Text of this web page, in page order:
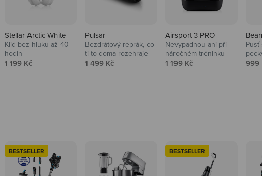
Stellar Arctic White
Klid bez hluku až 40
hodin
Prodejní cena
1 199 Kč
Pulsar
Bezdrátový reprák, co
ti to doma rozehraje
Prodejní cena
1 499 Kč
Airsport 3 PRO
Nevypadnou ani při
náročném tréninku
Prodejní cena
1 199 Kč 999
BESTSELLER BESTSELLER